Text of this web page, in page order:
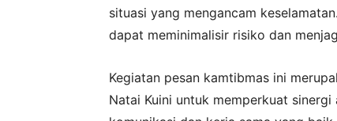
situasi yang mengancam
dapat meminimalisir risiko dan
Kegiatan pesan kamtibmas ini
Natai Kuini untuk memperkuat